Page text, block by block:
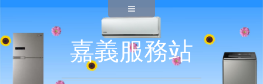
嘉義服務站